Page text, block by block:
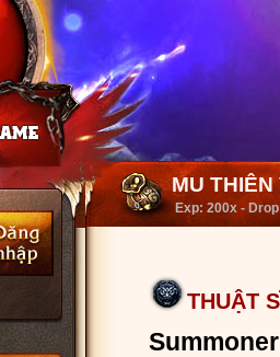
MU THIÊN
Exp: 200x -
THUẬT
Summoner